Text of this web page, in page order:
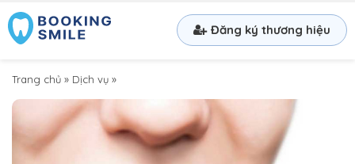
Đăng ký thương hiệu
Trang chủ » Dịch vụ »